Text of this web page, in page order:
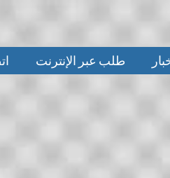
طلب عبر الإنترنت